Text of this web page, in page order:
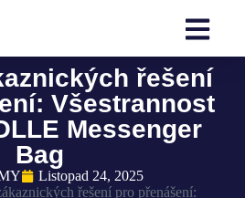
řešení
Všestrannost
Messenger
Bag
Listopad 24, 2025
řešení pro přenášení: